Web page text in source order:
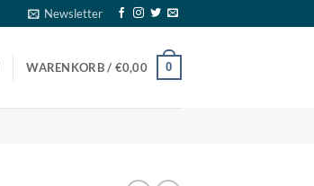
Newsletter
WARENKORB / €0,00 0